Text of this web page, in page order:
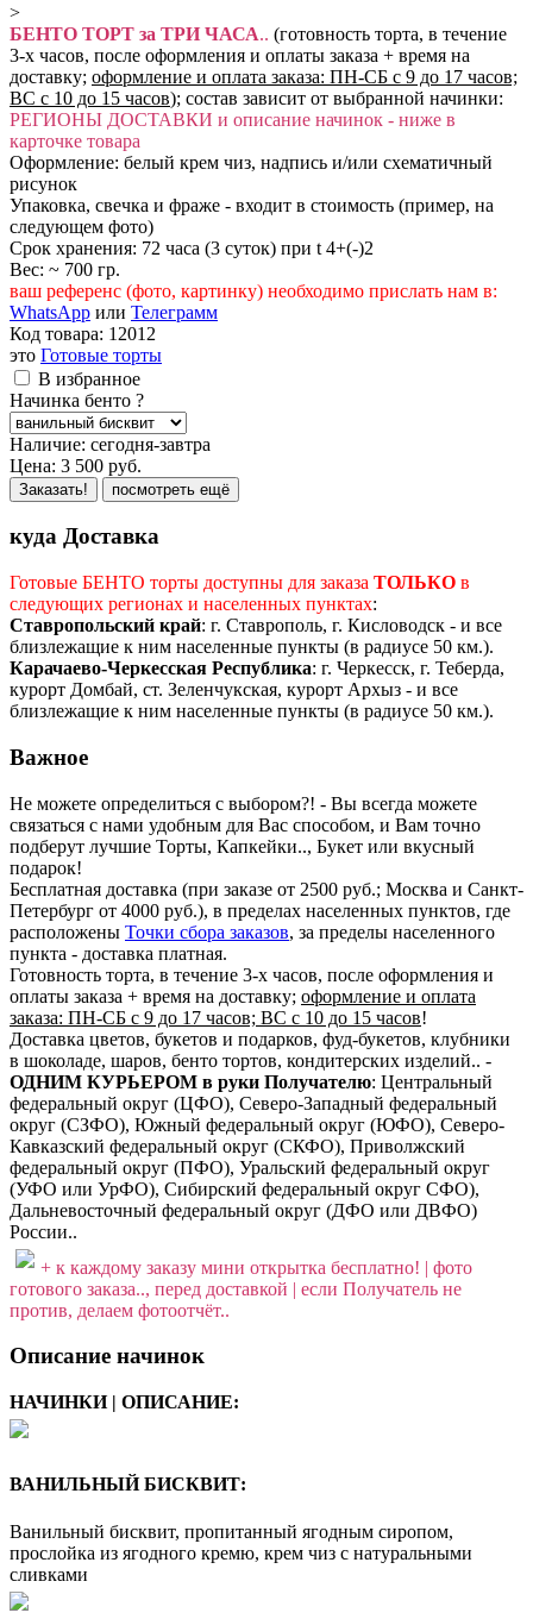
>
БЕНТО ТОРТ за ТРИ ЧАСА.. (готовность торта, в течение
3-х часов, после оформления и оплаты заказа + время на
доставку; оформление и оплата заказа: ПН-СБ с 9 до 17 часов;
ВС с 10 до 15 часов); состав зависит от выбранной начинки:
РЕГИОНЫ ДОСТАВКИ и описание начинок - ниже в
карточке товара
Оформление: белый крем чиз, надпись и/или схематичный
рисунок
Упаковка, свечка и фраже - входит в стоимость (пример, на
следующем фото)
Срок хранения: 72 часа (3 суток) при t 4+(-)2
Вес: ~ 700 гр.
ваш референс (фото, картинку) необходимо прислать нам в:
WhatsApp или Телеграмм
Код товара: 12012
это Готовые торты
В избранное
Начинка бенто ?
Наличие: сегодня-завтра
Цена: 3 500 руб.
Заказать! посмотреть ещё
куда Доставка
Готовые БЕНТО торты доступны для заказа ТОЛЬКО в
следующих регионах и населенных пунктах:
Ставропольский край: г. Ставрополь, г. Кисловодск - и все
близлежащие к ним населенные пункты (в радиусе 50 км.).
Карачаево-Черкесская Республика: г. Черкесск, г. Теберда,
курорт Домбай, ст. Зеленчукская, курорт Архыз - и все
близлежащие к ним населенные пункты (в радиусе 50 км.).
Важное
Не можете определиться с выбором?! - Вы всегда можете
связаться с нами удобным для Вас способом, и Вам точно
подберут лучшие Торты, Капкейки.., Букет или вкусный
подарок!
Бесплатная доставка (при заказе от 2500 руб.; Москва и Санкт-
Петербург от 4000 руб.), в пределах населенных пунктов, где
расположены Точки сбора заказов, за пределы населенного
пункта - доставка платная.
Готовность торта, в течение 3-х часов, после оформления и
оплаты заказа + время на доставку; оформление и оплата
заказа: ПН-СБ с 9 до 17 часов; ВС с 10 до 15 часов!
Доставка цветов, букетов и подарков, фуд-букетов, клубники
в шоколаде, шаров, бенто тортов, кондитерских изделий.. -
ОДНИМ КУРЬЕРОМ в руки Получателю: Центральный
федеральный округ (ЦФО), Северо-Западный федеральный
округ (СЗФО), Южный федеральный округ (ЮФО), Северо-
Кавказский федеральный округ (СКФО), Приволжский
федеральный округ (ПФО), Уральский федеральный округ
(УФО или УрФО), Сибирский федеральный округ СФО),
Дальневосточный федеральный округ (ДФО или ДВФО)
России..
+ к каждому заказу мини открытка бесплатно! | фото
готового заказа.., перед доставкой | если Получатель не
против, делаем фотоотчёт..
Описание начинок
НАЧИНКИ | ОПИСАНИЕ:
ВАНИЛЬНЫЙ БИСКВИТ:
Ванильный бисквит, пропитанный ягодным сиропом,
прослойка из ягодного кремю, крем чиз с натуральными
сливками